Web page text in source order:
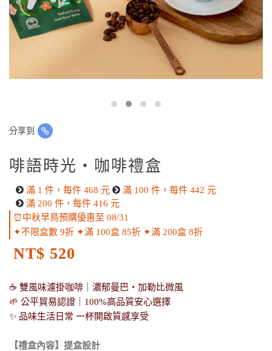
分享到
啡語時光・咖啡禮盒
滿 1 件，每件 468 元
滿 100 件，每件 442 元
滿 200 件，每件 416 元
⏰中秋早鳥預購優惠至 08/31
✦不限盒數 9折 ✦滿 100盒 85折 ✦滿 200盒 8折
NT$ 520
☕ 雙風味濾掛咖啡｜濃郁曼巴・加勒比微風
🌱 公平貿易認證｜100%高品質安心選擇
✨ 品味生活日常 一杯開啟質感享受
【禮盒內容】提盒設計